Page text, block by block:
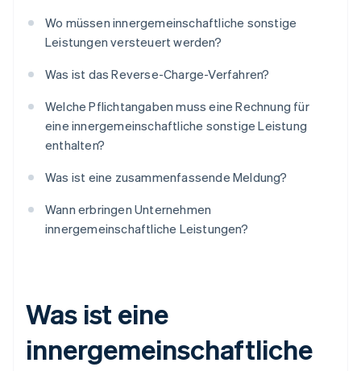
Wo müssen innergemeinschaftliche sonstige
Leistungen versteuert werden?
Was ist das Reverse-Charge-Verfahren?
Welche Pflichtangaben muss eine Rechnung für
eine innergemeinschaftliche sonstige Leistung
enthalten?
Was ist eine zusammenfassende Meldung?
Wann erbringen Unternehmen
innergemeinschaftliche Leistungen?
Was ist eine
innergemeinschaftliche